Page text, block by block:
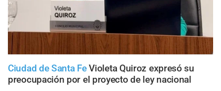
Ciudad de Santa Fe Violeta Quiroz expresó su
preocupación por el proyecto de ley nacional